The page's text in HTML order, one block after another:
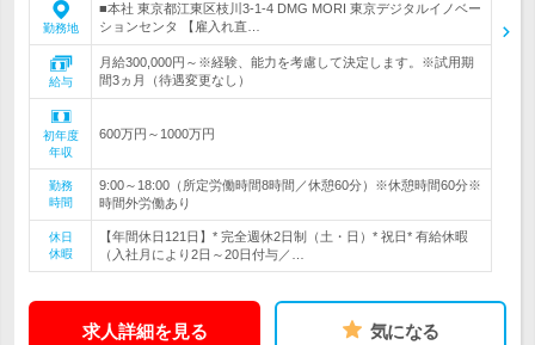
勤務地
■本社 東京都江東区枝川3-1-4 DMG MORI 東京デジタルイノベー
ションセンタ 【雇入れ直…
給与
月給300,000円～※経験、能力を考慮して決定します。※試用期
間3ヵ月（待遇変更なし）
初年度
年収
600万円～1000万円
勤務
時間
9:00～18:00（所定労働時間8時間／休憩60分）※休憩時間60分※
時間外労働あり
休日
休暇
【年間休日121日】* 完全週休2日制（土・日）* 祝日* 有給休暇
（入社月により2日～20日付与／…
求人詳細を見る 気になる